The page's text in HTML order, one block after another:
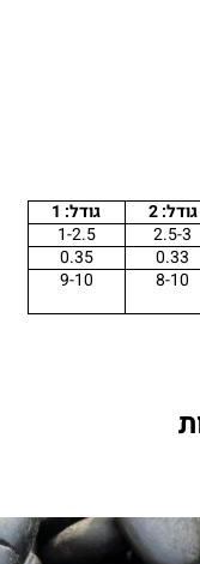
גודל: 2
גודל: 1
2.5-3
1-2.5
0.33
0.35
8-10
9-10